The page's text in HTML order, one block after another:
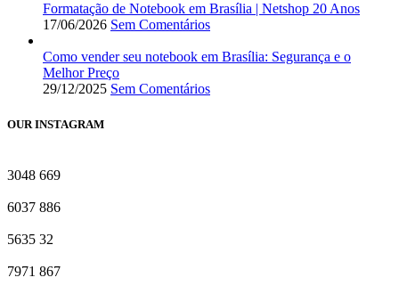
Formatação de Notebook em Brasília | Netshop 20 Anos
17/06/2026 Sem Comentários
Como vender seu notebook em Brasília: Segurança e o
Melhor Preço
29/12/2025 Sem Comentários
OUR INSTAGRAM
3048 669
6037 886
5635 32
7971 867